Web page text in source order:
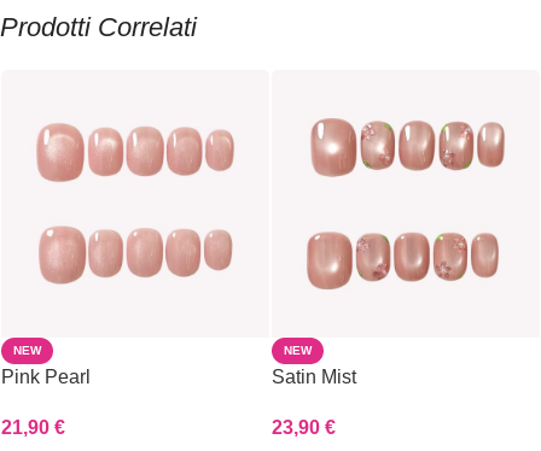
Prodotti Correlati
NEW
Pink Pearl
21,90 €
NEW
Satin Mist
23,90 €